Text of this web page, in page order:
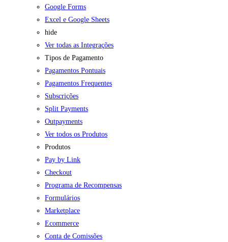
Google Forms
Excel e Google Sheets
hide
Ver todas as Integrações
Tipos de Pagamento
Pagamentos Pontuais
Pagamentos Frequentes
Subscrições
Split Payments
Outpayments
Ver todos os Produtos
Produtos
Pay by Link
Checkout
Programa de Recompensas
Formulários
Marketplace
Ecommerce
Conta de Comissões